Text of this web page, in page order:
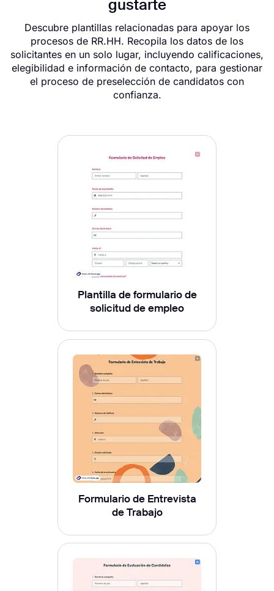
gustarte
Descubre plantillas relacionadas para apoyar los
procesos de RR.HH. Recopila los datos de los
solicitantes en un solo lugar, incluyendo calificaciones,
elegibilidad e información de contacto, para gestionar
el proceso de preselección de candidatos con
confianza.
Plantilla de formulario de
solicitud de empleo
Formulario de Entrevista
de Trabajo